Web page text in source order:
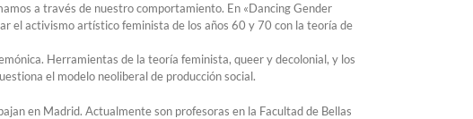
a través de nuestro comportamiento. En «Dancing Gender
el activismo artístico feminista de los años 60 y 70 con la teoría de
Herramientas de la teoría feminista, queer y decolonial, y los
el modelo neoliberal de producción social.
en Madrid. Actualmente son profesoras en la Facultad de Bellas